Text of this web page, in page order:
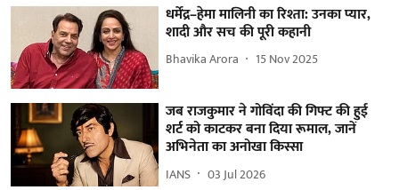
धर्मेंद्र–हेमा मालिनी का रिश्ता: उनका प्यार,
शादी और सच की पूरी कहानी
Bhavika Arora 15 Nov 2025
जब राजकुमार ने गोविंदा की गिफ्ट की हुई
शर्ट को काटकर बना दिया रूमाल, जानें
अभिनेता का अनोखा किस्सा
IANS 03 Jul 2026